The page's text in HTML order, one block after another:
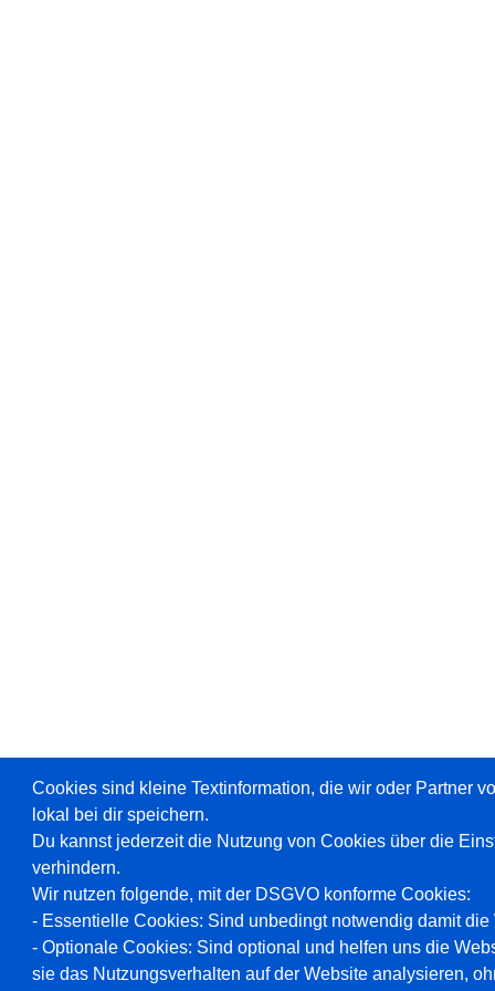
Cookies sind kleine Textinformation, die wir oder Partner
lokal bei dir speichern.
Du kannst jederzeit die Nutzung von Cookies über die
verhindern.
Wir nutzen folgende, mit der DSGVO konforme Cookies:
- Essentielle Cookies: Sind unbedingt notwendig damit
- Optionale Cookies: Sind optional und helfen uns die
sie das Nutzungsverhalten auf der Website analysieren,